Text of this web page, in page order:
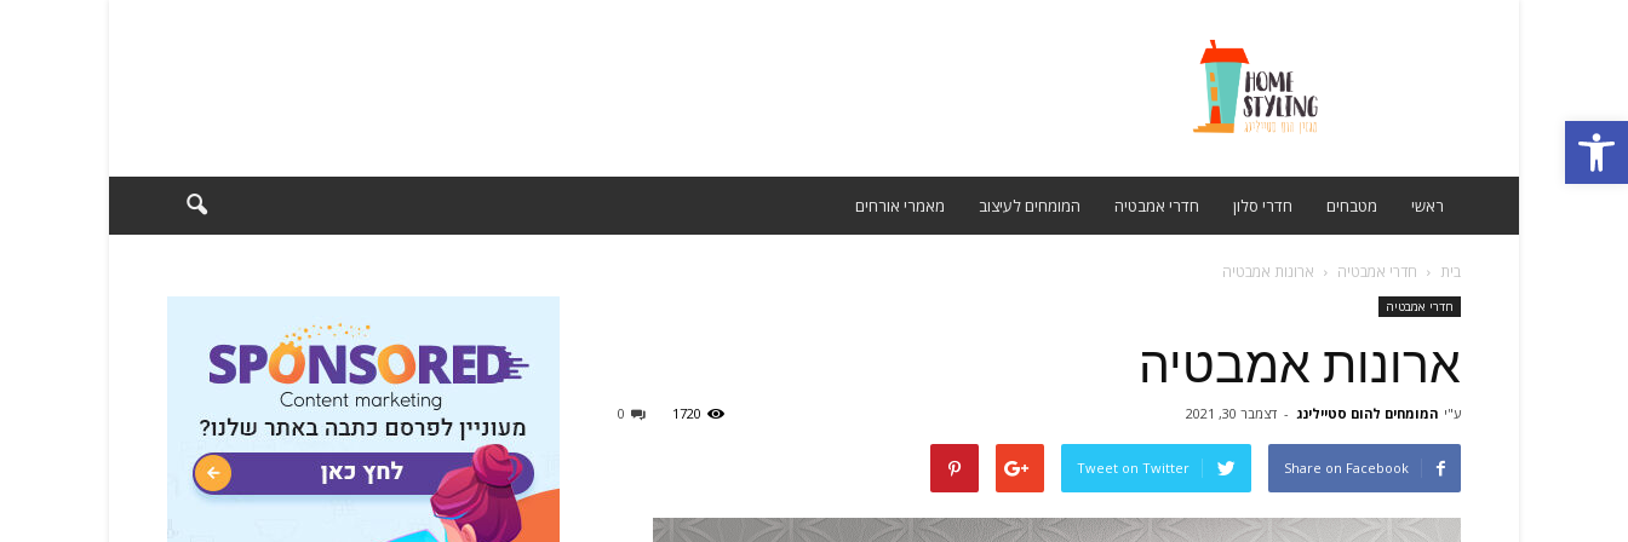
פתח סרגל נגישות
ראשי מטבחים חדרי סלון חדרי אמבטיה המומחים לעיצוב מאמרי אורחים
בית חדרי אמבטיה ארונות אמבטיה
חדרי אמבטיה
ארונות אמבטיה
ע"י המומחים להום סטיילינג - דצמבר 30, 2021 0 1720
Share on Facebook
Tweet on Twitter